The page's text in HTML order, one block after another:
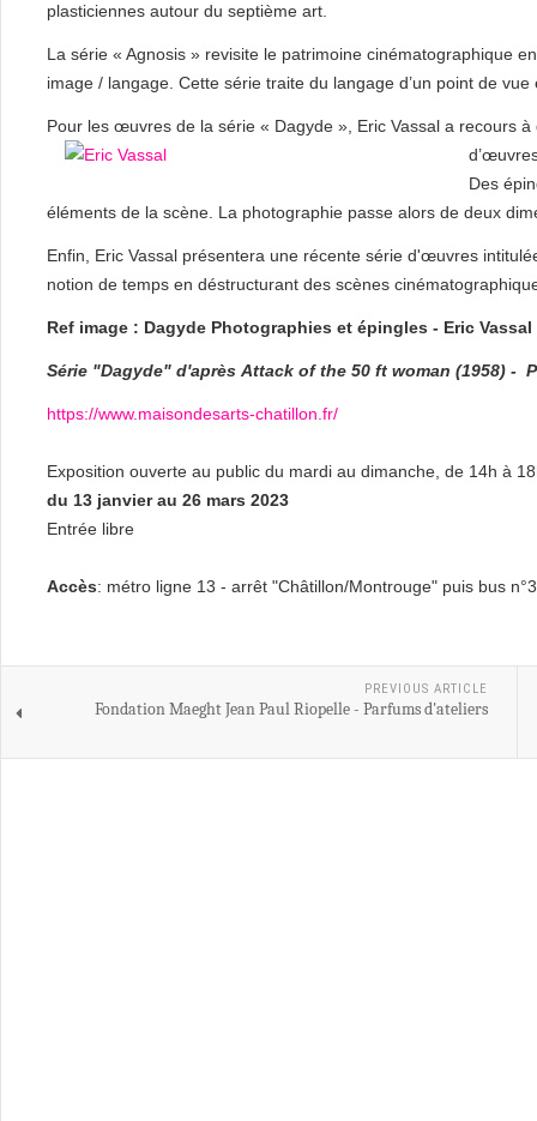
plasticiennes autour du septième art.
La série « Agnosis » revisite le patrimoine cinématographique
image / langage. Cette série traite du langage d’un point de
Pour les œuvres de la série « Dagyde », Eric Vassal a recours
Des
éléments de la scène. La photographie passe alors de deux
Enfin, Eric Vassal présentera une récente série d'œuvres
notion de temps en déstructurant des scènes
Ref image : Dagyde Photographies et épingles - Eric
Série "Dagyde" d'après Attack of the 50 ft woman (1958) -
https://www.maisondesarts-chatillon.fr/
Exposition ouverte au public du mardi au dimanche, de 14h à
du 13 janvier au 26 mars 2023
Entrée libre
Accès: métro ligne 13 - arrêt "Châtillon/Montrouge" puis bus
PREVIOUS ARTICLE
Fondation Maeght Jean Paul Riopelle - Parfums d'ateliers